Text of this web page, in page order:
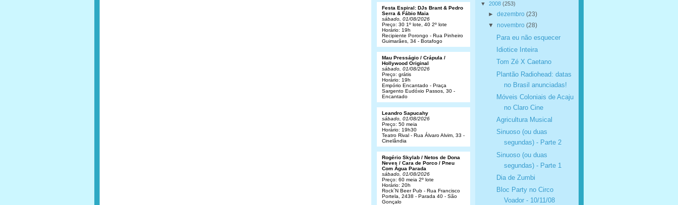
▼ 2008 (253)
► dezembro (23)
▼ novembro (28)
Para eu não esquecer
Idiotice Inteira
Tom Zé X Caetano
Plantão Radiohead: datas
no Brasil anunciadas!
Móveis Coloniais de Acaju
no Claro Cine
Agricultura Musical
Sinuoso (ou duas
segundas) - Parte 2
Sinuoso (ou duas
segundas) - Parte 1
Dia de Zumbi
Bloc Party no Circo
Voador - 10/11/08
Festa Espiral: DJs Brant & Pedro
Serra & Fábio Maia
sábado, 01/08/2026
Preço: 30 1º lote, 40 2º lote
Horário: 19h
Recipiente Porongo - Rua Pinheiro
Guimarães, 34 - Botafogo
Mau Presságio / Crápula /
Hollywood Original
sábado, 01/08/2026
Preço: grátis
Horário: 19h
Empório Encantado - Praça
Sargento Eudóxio Passos, 30 -
Encantado
Leandro Sapucahy
sábado, 01/08/2026
Preço: 50 meia
Horário: 19h30
Teatro Rival - Rua Álvaro Alvim, 33 -
Cinelândia
Rogério Skylab / Netos de Dona
Neves / Cara de Porco / Pneu
Com Água Parada
sábado, 01/08/2026
Preço: 60 meia 2º lote
Horário: 20h
Rock´N Beer Pub - Rua Francisco
Portela, 2438 - Parada 40 - São
Gonçalo